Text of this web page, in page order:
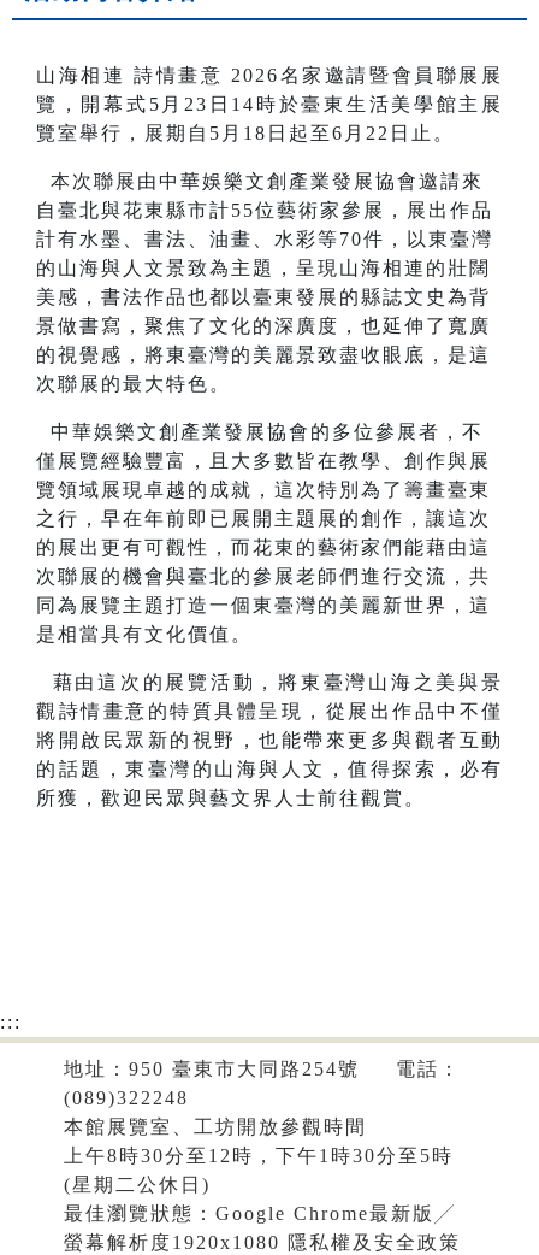
山海相連 詩情畫意 2026名家邀請暨會員聯展展
覽
，開幕式5月23日14時於臺東生活美學館主展
覽室舉行，展期自5月18日起至6月22日止。
本次聯展由中華娛樂文創產業發展協會邀請來
自臺北與花東縣市計55位藝術家參展，展出作品
計有水墨、書法、油畫、水彩等70件，以東臺灣
的山海與人文景致為主題，呈現山海相連的壯闊
美感，書法作品也都以臺東發展的縣誌文史為背
景做書寫，聚焦了文化的深廣度，也延伸了寬廣
的視覺感，將東臺灣的美麗景致盡收眼底，是這
次聯展的最大特色。
中華娛樂文創產業發展協會 的多位參展者，不
僅展覽經驗豐富，且大多數皆在教學、創作與展
覽領域展現卓越的成就，這次特別為了籌畫臺東
之行，早在年前即已展開主題展的創作，讓這次
的展出更有可觀性，而花東的藝術家們能藉由這
次聯展的機會與臺北的參展老師們進行交流，共
同為展覽主題打造一個東臺灣的美麗新世界，這
是相當具有文化價值。
藉由這次的展覽活動，將東臺灣山海之美與景
觀詩情畫意的特質具體呈現，從展出作品中不僅
將開啟民眾新的視野，也能帶來更多與觀者互動
的話題，東臺灣的山海與人文，值得探索，必有
所獲，歡迎民眾與藝文界人士前往觀賞。
:::
地址：950 臺東市大同路254號 電話：
(089)322248
本館展覽室、工坊開放參觀時間
上午8時30分至12時，下午1時30分至5時
(星期二公休日)
最佳瀏覽狀態：Google Chrome最新版╱
螢幕解析度1920x1080 隱私權及安全政策